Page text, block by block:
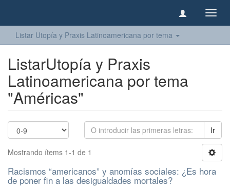
Listar Utopía y Praxis Latinoamericana por tema
ListarUtopía y Praxis
Latinoamericana por tema
"Américas"
Ir
Mostrando ítems 1-1 de 1
Racismos “americanos” y anomías sociales: ¿Es hora
de poner fin a las desigualdades mortales?